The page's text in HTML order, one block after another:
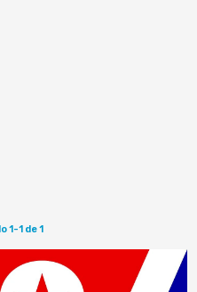
1-1 de 1